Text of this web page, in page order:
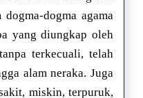
dogma-dogma agama
yang diungkap oleh
terkecuali, telah
alam neraka. Juga
miskin, terpuruk,